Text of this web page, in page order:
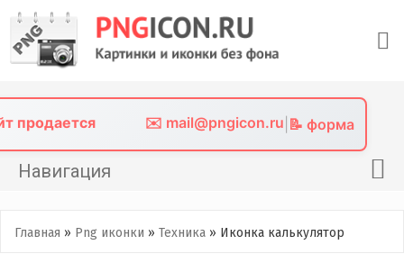
content
продается ✉️ mail@pngicon.ru 📝 форма
Навигация
Png иконки
Главная » Png иконки » Техника » Иконка калькулятор